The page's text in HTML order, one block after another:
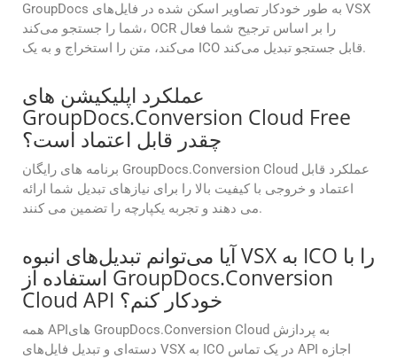
GroupDocs به طور خودکار تصاویر اسکن شده در فایل‌های VSX
شما را جستجو می‌کند، OCR را بر اساس ترجیح شما فعال
می‌کند، متن را استخراج و به یک ICO قابل جستجو تبدیل می‌کند.
عملکرد اپلیکیشن های
GroupDocs.Conversion Cloud Free
چقدر قابل اعتماد است؟
برنامه های رایگان GroupDocs.Conversion Cloud عملکرد قابل
اعتماد و خروجی با کیفیت بالا را برای نیازهای تبدیل شما ارائه
می دهند و تجربه یکپارچه را تضمین می کنند.
آیا می‌توانم تبدیل‌های انبوه VSX به ICO را با
استفاده از GroupDocs.Conversion
Cloud API خودکار کنم؟
همه APIهای GroupDocs.Conversion Cloud به پردازش
دسته‌ای و تبدیل فایل‌های VSX به ICO در یک تماس API اجازه